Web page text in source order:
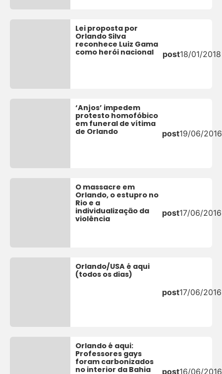
Lei proposta por
Orlando Silva
reconhece Luiz Gama
como herói nacional
post18/01/2018
‘Anjos’ impedem
protesto homofóbico
em funeral de vítima
de Orlando
post19/06/2016
O massacre em
Orlando, o estupro no
Rio e a
individualização da
violência
post17/06/2016
Orlando/USA é aqui
(todos os dias)
post17/06/2016
Orlando é aqui:
Professores gays
foram carbonizados
no interior da Bahia
post16/06/2016